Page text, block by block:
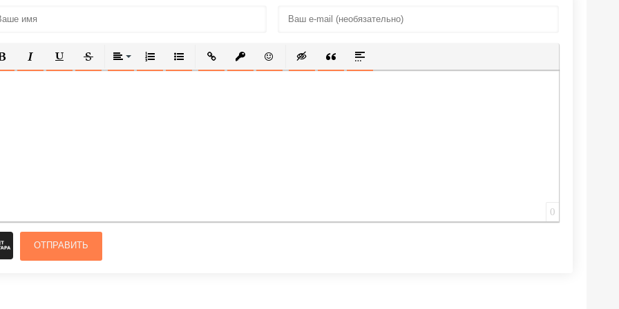
КУРСИВПОДЧЕРКНУТЫЙ
ЗАЧЕРКНУТЫЙВЫРАВНИВАНИЕ
НУМЕРОВАННЫЙ СПИСОК
МАРКИРОВАННЫЙ СПИСОК
ВСТАВИТЬ ССЫЛКУ
ВСТАВИТЬ ЗАЩИЩЕННУЮ ССЫЛКУ
ВСТАВИТЬ СМАЙЛИК
ВСТАВКА СКРЫТОГО ТЕКСТА
ВСТАВКА ЦИТАТЫ
ВСТАВКА СПОЙЛЕРА
0
ОТПРАВИТЬ